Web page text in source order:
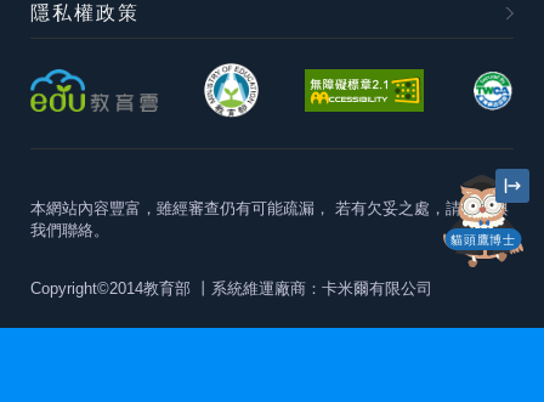
貓頭鷹博士
隱私權政策
本網站內容豐富，雖經審查仍有可能疏漏， 若有欠妥之處，請隨時與
我們聯絡。
Copyright©2014教育部 丨系統維運廠商：卡米爾有限公司